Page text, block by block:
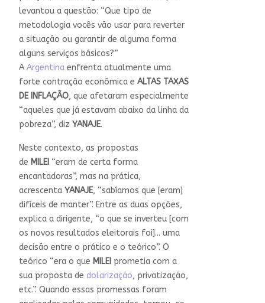
levantou a questão: “Que tipo de
metodologia vocês vão usar para reverter
a situação ou garantir de alguma forma
alguns serviços básicos?”
A Argentina enfrenta atualmente uma
forte contração econômica e ALTAS TAXAS
DE INFLAÇÃO, que afetaram especialmente
“aqueles que já estavam abaixo da linha da
pobreza”, diz YANAJE.
Neste contexto, as propostas
de MILEI “eram de certa forma
encantadoras”, mas na prática,
acrescenta YANAJE, “sabíamos que [eram]
difíceis de manter”. Entre as duas opções,
explica a dirigente, “o que se inverteu [com
os novos resultados eleitorais foi]... uma
decisão entre o prático e o teórico”. O
teórico “era o que MILEI prometia com a
sua proposta de dolarização, privatização,
etc.”. Quando essas promessas foram